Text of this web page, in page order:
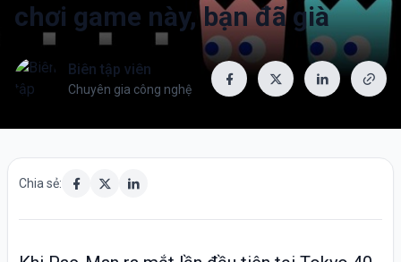
chơi game này, bạn đã già
Biên tập viên
Chuyên gia công nghệ
Chia sẻ: